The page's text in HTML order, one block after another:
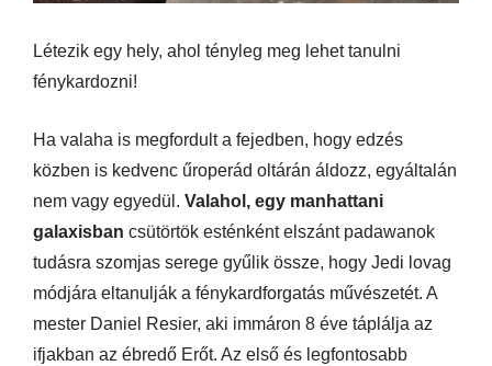
Létezik egy hely, ahol tényleg meg lehet tanulni
fénykardozni!
Ha valaha is megfordult a fejedben, hogy edzés
közben is kedvenc űroperád oltárán áldozz, egyáltalán
nem vagy egyedül. Valahol, egy manhattani
galaxisban csütörtök esténként elszánt padawanok
tudásra szomjas serege gyűlik össze, hogy Jedi lovag
módjára eltanulják a fénykardforgatás művészetét. A
mester Daniel Resier, aki immáron 8 éve táplálja az
ifjakban az ébredő Erőt. Az első és legfontosabb